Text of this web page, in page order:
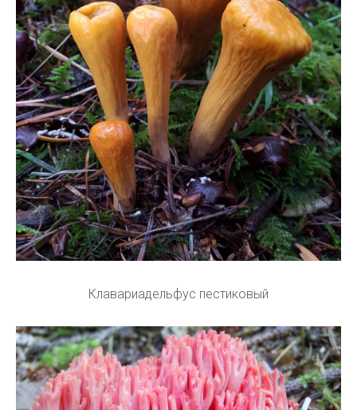
Клавариадельфус пестиковый